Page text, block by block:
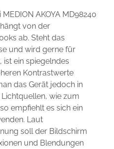
AKOYA MD98240
von der
ab. Steht das
und wird gerne für
ist ein spiegelndes
Kontrastwerte
das Gerät jedoch in
wie zum
empfiehlt es sich ein
Laut
soll der Bildschirm
und Blendungen